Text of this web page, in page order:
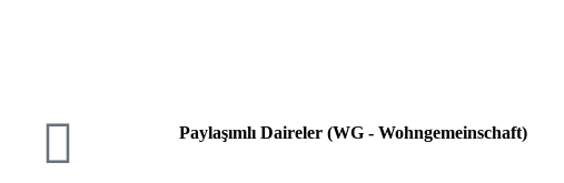
Paylaşımlı Daireler (WG - Wohngemeinschaft)